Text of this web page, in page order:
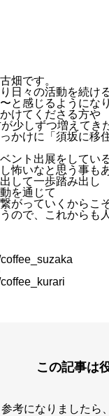
畑です。
日々の活動を続け
と感じるようにな
けてくださる方や
少しずつ増えてき
かけに「須坂に移
ント出展をしてい
怖いなと思う事も
して一歩踏み出し
を通じて
がっていくからこ
ので、これからも
この記事は
参考になりましたら